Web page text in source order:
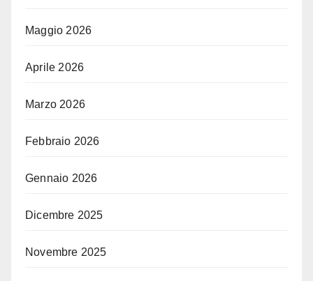
Maggio 2026
Aprile 2026
Marzo 2026
Febbraio 2026
Gennaio 2026
Dicembre 2025
Novembre 2025